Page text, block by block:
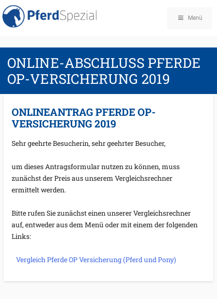
Menü
ONLINE-ABSCHLUSS PFERDE
OP-VERSICHERUNG 2019
ONLINEANTRAG PFERDE OP-
VERSICHERUNG 2019
Sehr geehrte Besucherin, sehr geehrter Besucher,
um dieses Antragsformular nutzen zu können, muss
zunächst der Preis aus unserem Vergleichsrechner
ermittelt werden.
Bitte rufen Sie zunächst einen unserer Vergleichsrechner
auf, entweder aus dem Menü oder mit einem der folgenden
Links:
Vergleich Pferde OP Versicherung (Pferd und Pony)